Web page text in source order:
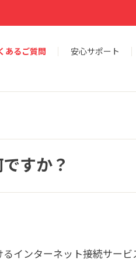
あるご質問 安心サポート
すか？
インターネット接続サービ